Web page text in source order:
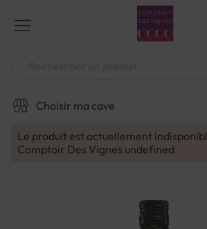
contenu
Choisir ma cave
Le produit est actuellement
Comptoir Des Vignes undefined